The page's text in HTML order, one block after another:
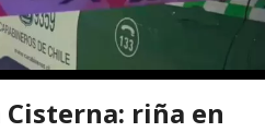
riña en